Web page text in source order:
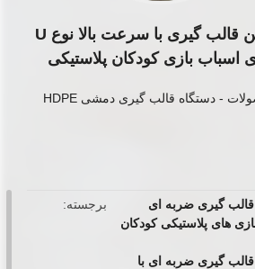
ماشین قالب گیری با سرعت بالا نوع U
اسباب بازی کودکان پلاستیکی
- دستگاه قالب گیری دمشی HDPE
برجسته
قالب گیری ضربه ای
های پلاستیکی کودکان
گیری ضربه ای با